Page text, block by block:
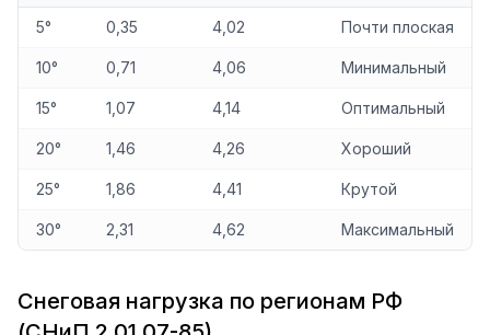
5° 0,35 4,02 Почти плоская
10° 0,71 4,06 Минимальный
15° 1,07 4,14 Оптимальный
20° 1,46 4,26 Хороший
25° 1,86 4,41 Крутой
30° 2,31 4,62 Максимальный
Снеговая нагрузка по регионам РФ